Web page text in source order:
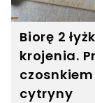
Biorę 2
krojenia.
cytryny